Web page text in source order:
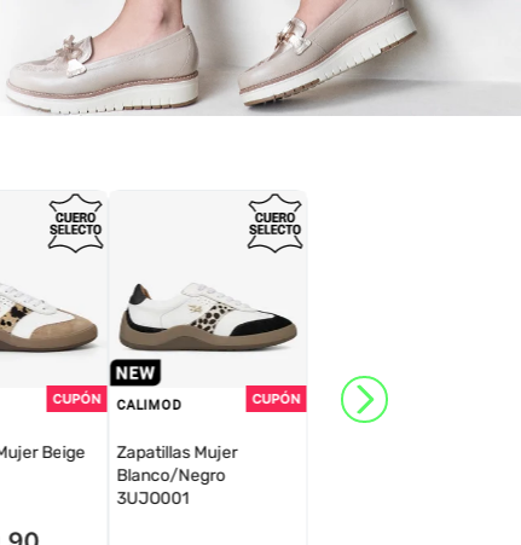
Beige
CALIMOD
Zapatillas Mujer
Blanco/Negro
3UJO001